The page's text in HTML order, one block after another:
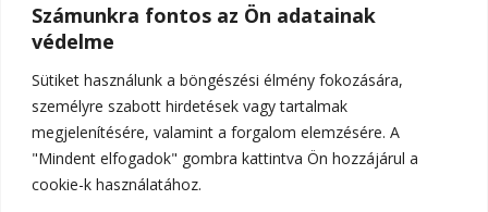
Számunkra fontos az Ön adatainak
védelme
Sütiket használunk a böngészési élmény fokozására,
személyre szabott hirdetések vagy tartalmak
megjelenítésére, valamint a forgalom elemzésére. A
"Mindent elfogadok" gombra kattintva Ön hozzájárul a
cookie-k használatához.
Sport
Tudomány